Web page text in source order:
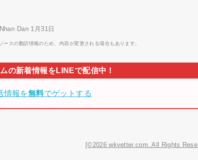
Dan 1月31日
ースの翻訳情報のため、内容が変更される場合もあります。
情報を無料でゲットする
[©2026 wkvetter.com. All Rights